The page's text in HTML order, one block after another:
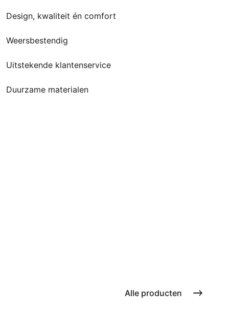
Design, kwaliteit én comfort
Weersbestendig
Uitstekende klantenservice
Duurzame materialen
Alle producten